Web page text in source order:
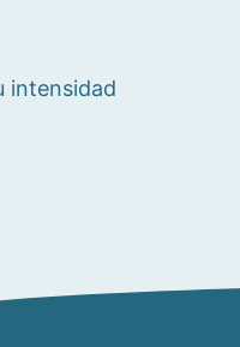
intensidad